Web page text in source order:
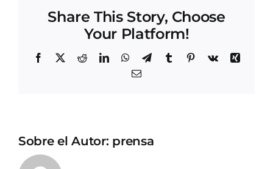
Share This Story, Choose
Your Platform!
Facebook
X RedditLinkedInWhatsApp
TelegramTumblrPinterest
Vk
Xing
Correo
Sobre el Autor: prensa